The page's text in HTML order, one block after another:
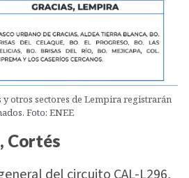
y otros sectores de Lempira registrarán
Foto: ENEE
Cortés